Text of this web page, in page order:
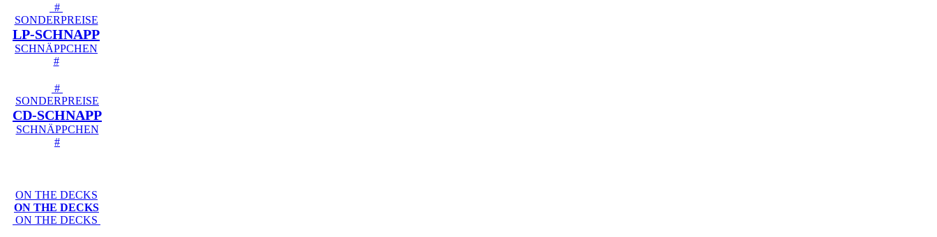
#
SONDERPREISE
LP-SCHNAPP
SCHNÄPPCHEN
#
#
SONDERPREISE
CD-SCHNAPP
SCHNÄPPCHEN
#
ON THE DECKS
ON THE DECKS
ON THE DECKS